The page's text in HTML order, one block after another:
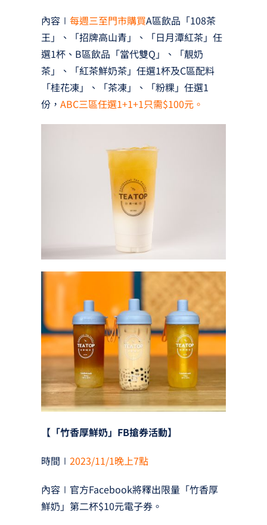
內容∣ 每週三至門市購買A區飲品「108茶
王」、「招牌高山青」、「日月潭紅茶」任
選1杯、B區飲品「當代雙Q」、「靚奶
茶」、「紅茶鮮奶茶」任選1杯及C區配料
「桂花凍」、「茶凍」、「粉粿」任選1
份， ABC三區任選1+1+1只需$100元。
【「竹香厚鮮奶」FB搶券活動】
時間∣ 2023/11/1晚上7點
內容∣官方Facebook將釋出限量「竹香厚
鮮奶」第二杯$10元電子券。